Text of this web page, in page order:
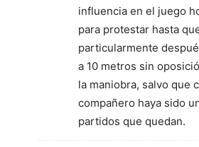
influencia en el juego
para protestar hasta
particularmente
a 10 metros sin
la maniobra, salvo que
compañero haya sido
partidos que quedan.